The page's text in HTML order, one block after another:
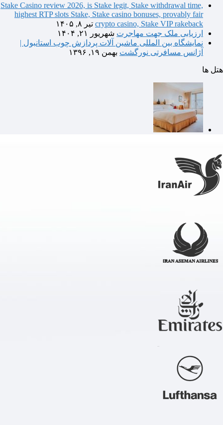
Stake Casino review 2026, is Stake legit, Stake withdrawal time,
highest RTP slots Stake, Stake casino bonuses, provably fair
crypto casino, Stake VIP rakeback تیر ۸, ۱۴۰۵
ارزیابی ملک جهت مهاجرت شهریور ۲۱, ۱۴۰۴
نمایشگاه بین المللی ماشین آلات پردازش چوب استانبول |
آژانس مسافرتی نورگشت بهمن ۱۹, ۱۳۹۶
هتل ها